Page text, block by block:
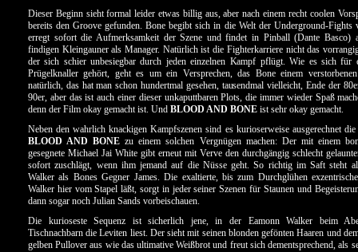
Dieser Beginn sieht formal leider etwas billig aus, aber nach einem recht coolen
bereits den Groove gefunden. Bone begibt sich in die Welt der Underground-Fights
erregt sofort die Aufmerksamkeit der Szene und findet in Pinball (Dante Basco)
findigen Kleingauner als Manager. Natürlich ist die Fighterkarriere nicht das
der sich schier unbesiegbar durch jeden einzelnen Kampf pflügt. Wie es sich für
Prügelknaller gehört, geht es um ein Versprechen, das Bone einem
natürlich, das hat man schon hundertmal gesehen, tausendmal vielleicht, Ende der
90er, aber das ist auch einer dieser unkaputtbaren Plots, die immer wieder Spaß
denn der Film okay gemacht ist. Und BLOOD AND BONE ist sehr okay gemacht.
Neben den wahrlich knackigen Kampfszenen sind es kurioserweise ausgerechnet die
BLOOD AND BONE zu einem solchen Vergnügen machen: Der mit einem
gesegnete Michael Jai White gibt erneut mit Verve den durchgängig schlecht
sofort zuschlägt, wenn ihm jemand auf die Nüsse geht. So richtig im Saft steht
Walker als Bones Gegner James. Die exaltierte, bis zum Durchglühen
Walker hier vom Stapel läßt, sorgt in jeder seiner Szenen für Staunen und
dann sogar noch Julian Sands vorbeischauen.
Die kurioseste Sequenz ist sicherlich jene, in der Eamonn Walker beim
Tischnachbarn die Leviten liest. Der sieht mit seinen blonden gefönten Haaren und
gelben Pullover aus wie das ultimative Weißbrot und freut sich dementsprechend, als